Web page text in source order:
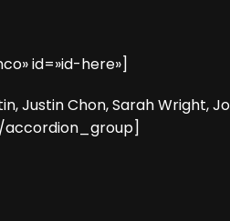
id=»id-here»]
Justin Chon, Sarah Wright,